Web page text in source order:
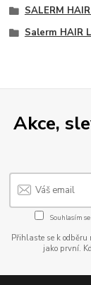
SALERM
Salerm HAIR
Akce,
Souhlasím se
Přihlaste se k
jako první.